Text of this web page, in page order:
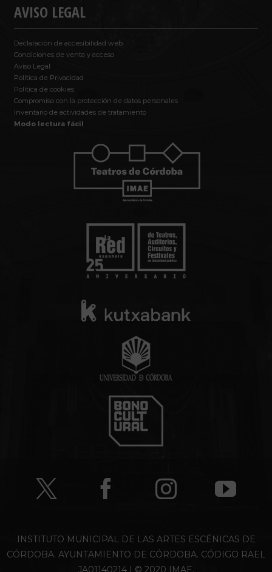
AVISO LEGAL
Declaración de accesibilidad web
Condiciones de venta y acceso
Aviso Legal
Política de Privacidad
Política de cookies
Compromiso con la protección de datos personales
Inventario de actividades de tratamiento
Modo lectura fácil
INSTITUTO MUNICIPAL DE LAS ARTES ESCÉNICAS DE
CÓRDOBA. AYUNTAMIENTO DE CÓRDOBA. CÓDIGO RAEL
JA01140214 | © 2020 IMAE.